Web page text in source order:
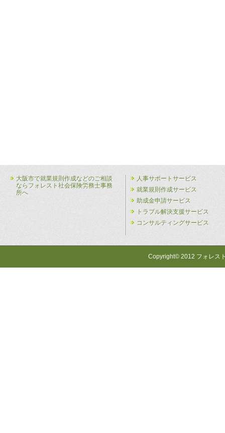
大阪市で就業規則作成などのご相談
ならフォレスト社会保険労務士事務
所へ
人事サポートサービス
就業規則作成サービス
助成金申請サービス
トラブル解決支援サービス
コンサルティングサービス
Copyright© 2012 フォレス